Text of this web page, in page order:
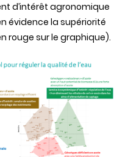
d’intérêt agronomique
évidence la supériorité
rouge sur le graphique).